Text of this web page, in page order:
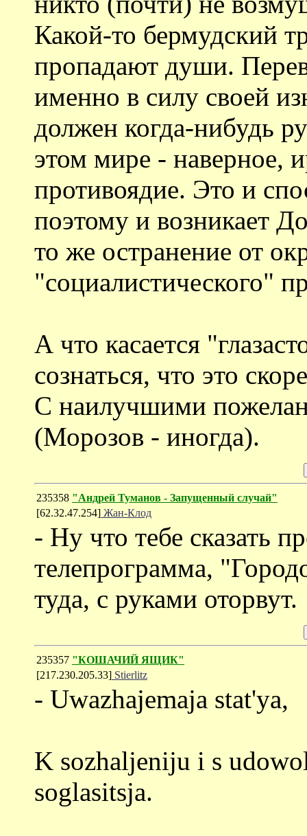
Какой-то бермудский
пропадают души.
именно в силу своей
должен когда-нибудь
этом мире - наверное,
противоядие. Это и
поэтому и возникает
то же остранение от
"социалистического"
А что касается
сознаться, что это
С наилучшими
(Морозов - иногда).
235358 "Андрей Туманов - Запущенный случай"
[62.32.47.254] Жан-Клод
- Ну что тебе сказать
телепрограмма,
туда, с руками оторвут.
235357 "КОШАЧИЙ ЯЩИК"
[217.230.205.33] Stierlitz
- Uwazhajemaja stat'ya,
K sozhaljeniju i s
soglasitsja.